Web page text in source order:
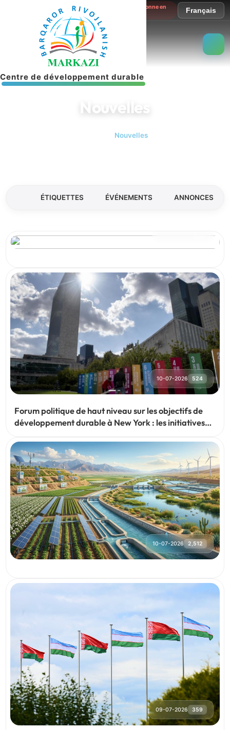
Centre de développement durable
Le site fonctionne en
Français
Nouvelles
Nouvelles
ÉTIQUETTES ÉVÉNEMENTS ANNONCES
10-07-2026 524
Forum politique de haut niveau sur les objectifs de
développement durable à New York : les initiatives
10-07-2026 2,512
09-07-2026 359